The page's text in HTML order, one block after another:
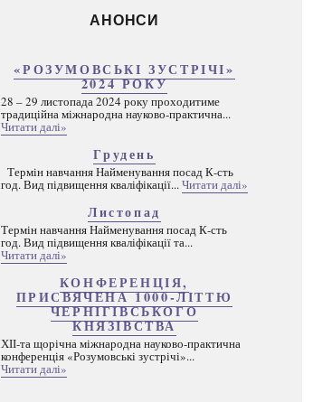
АНОНСИ
«РОЗУМОВСЬКІ ЗУСТРІЧІ»
2024 РОКУ
28 – 29 листопада 2024 року проходитиме
традиційна міжнародна науково-практична...
Читати далі»
Грудень
Термін навчання Найменування посад К-сть
год. Вид підвищення кваліфікації...Читати далі»
Листопад
Термін навчання Найменування посад К-сть
год. Вид підвищення кваліфікації та...
Читати далі»
КОНФЕРЕНЦІЯ,
ПРИСВЯЧЕНА 1000-ЛІТТЮ
ЧЕРНІГІВСЬКОГО
КНЯЗІВСТВА
ХІІ-та щорічна міжнародна науково-практична
конференція «Розумовські зустрічі»...
Читати далі»